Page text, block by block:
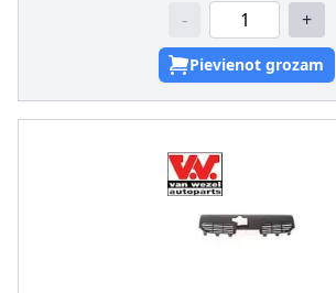
- +
Pievienot grozam